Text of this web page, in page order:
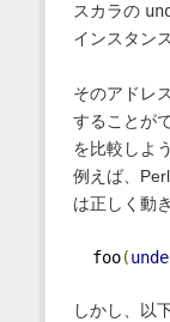
スカラの
インスタン
そのアドレス
することが
を比較しよ
例えば、
は正しく動
foo(
しかし、以